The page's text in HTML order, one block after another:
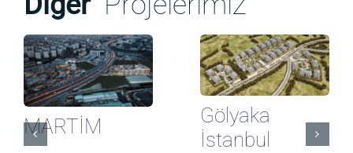
MARTİM
Gölyaka
İstanbul